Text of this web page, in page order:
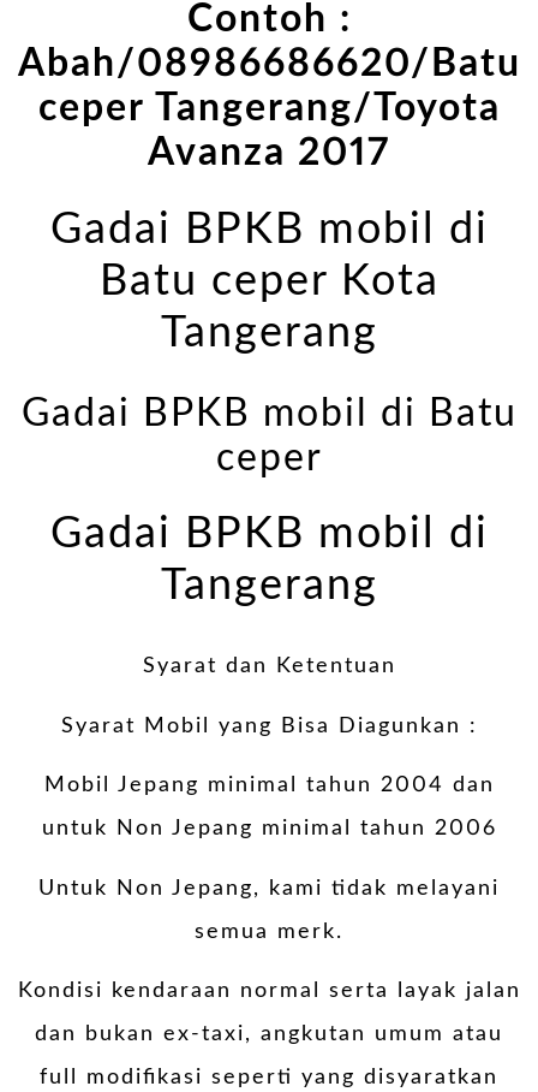
Contoh :
Abah/08986686620/Batu
ceper Tangerang/Toyota
Avanza 2017
Gadai BPKB mobil di
Batu ceper Kota
Tangerang
Gadai BPKB mobil di Batu
ceper
Gadai BPKB mobil di
Tangerang
Syarat dan Ketentuan
Syarat Mobil yang Bisa Diagunkan :
Mobil Jepang minimal tahun 2004 dan
untuk Non Jepang minimal tahun 2006
Untuk Non Jepang, kami tidak melayani
semua merk.
Kondisi kendaraan normal serta layak jalan
dan bukan ex-taxi, angkutan umum atau
full modifikasi seperti yang disyaratkan